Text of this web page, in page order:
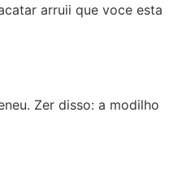
arruii que voce esta
Zer disso: a modilho